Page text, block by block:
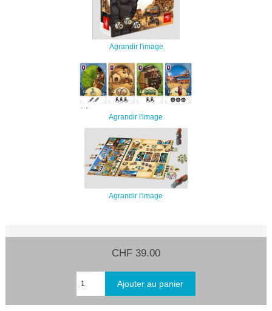
Agrandir l'image
Agrandir l'image
Agrandir l'image
CHF 39.00